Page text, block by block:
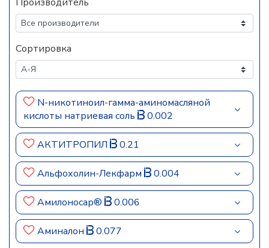
Сортировка
N-никотиноил-гамма-аминомасляной
кислоты натриевая соль
0.002
АКТИТРОПИЛ 0.21
Альфохолин-Лекфарм 0.004
Амилоносар® 0.006
Аминалон 0.077